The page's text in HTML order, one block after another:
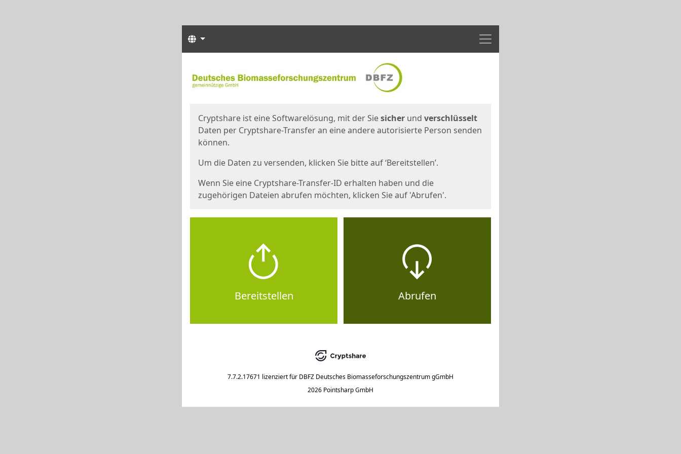
Menü
Sprachen
Cryptshare ist eine Softwarelösung, mit der Siesicher und verschlüsselt
Daten per Cryptshare-Transfer an eine andere autorisierte Person senden
können.
Um die Daten zu versenden, klicken Sie bitte auf ‘Bereitstellen’.
Wenn Sie eine Cryptshare-Transfer-ID erhalten haben und die
zugehörigen Dateien abrufen möchten, klicken Sie auf 'Abrufen'.
Bereitstellen Abrufen
7.7.2.17671 lizenziert für DBFZ Deutsches Biomasseforschungszentrum gGmbH
2026 Pointsharp GmbH